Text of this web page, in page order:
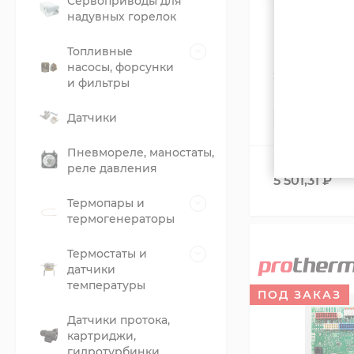
Электроды
5 501,31₽
ПОД ЗАКАЗ
надувных горелок
Топливные
насосы, форсунки
и фильтры
Датчики
Пневмореле, маностаты,
реле давления
Термопары и
термогенераторы
Термостаты и
датчики
температуры
Датчики протока,
картриджи,